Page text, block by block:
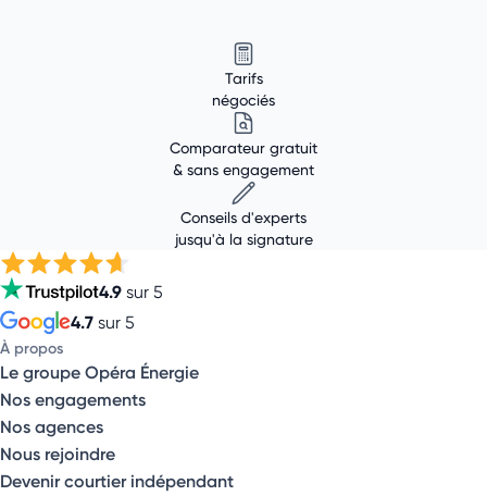
Tarifs
négociés
Comparateur gratuit
& sans engagement
Conseils d'experts
jusqu'à la signature
4.9 sur 5
4.7 sur 5
À propos
Le groupe Opéra Énergie
Nos engagements
Nos agences
Nous rejoindre
Devenir courtier indépendant